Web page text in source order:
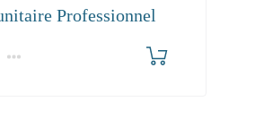
Professionnel